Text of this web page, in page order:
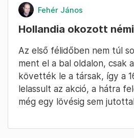
Fehér János
Hollandia okozott
Az első félidőben nem túl
ment el a bal oldalon, csak
követték le a társak, így a
lelassult az akció, a hátra
még egy lövésig sem